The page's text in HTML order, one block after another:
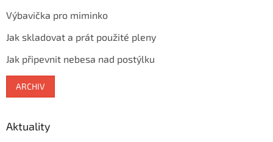
Výbavička pro miminko
Jak skladovat a prát použité pleny
Jak připevnit nebesa nad postýlku
ARCHIV
Aktuality